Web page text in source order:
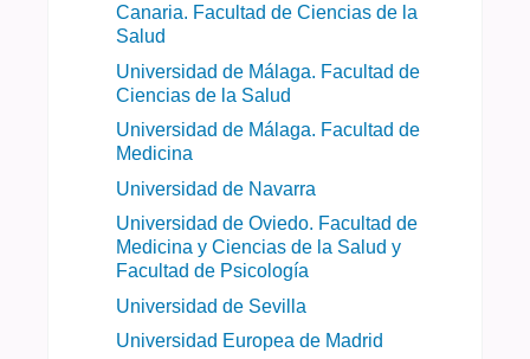
Canaria. Facultad de Ciencias de la
Salud
Universidad de Málaga. Facultad de
Ciencias de la Salud
Universidad de Málaga. Facultad de
Medicina
Universidad de Navarra
Universidad de Oviedo. Facultad de
Medicina y Ciencias de la Salud y
Facultad de Psicología
Universidad de Sevilla
Universidad Europea de Madrid